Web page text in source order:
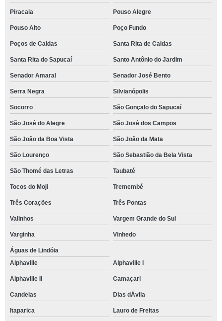
Piracaia Pouso Alegre
Pouso Alto Poço Fundo
Poços de Caldas Santa Rita de Caldas
Santa Rita do Sapucaí Santo Antônio do Jardim
Senador Amaral Senador José Bento
Serra Negra Silvianópolis
Socorro São Gonçalo do Sapucaí
São José do Alegre São José dos Campos
São João da Boa Vista São João da Mata
São Lourenço São Sebastião da Bela Vista
São Thomé das Letras Taubaté
Tocos do Moji Tremembé
Três Corações Três Pontas
Valinhos Vargem Grande do Sul
Varginha Vinhedo
Águas de Lindóia
Alphaville
Alphaville I
Alphaville II Camaçari
Candeias Dias dÁvila
Itaparica Lauro de Freitas